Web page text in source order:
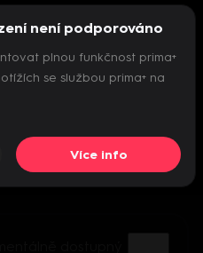
přehrávač
není podporováno
plnou funkčnost prima+
se službou prima+ na
Více info